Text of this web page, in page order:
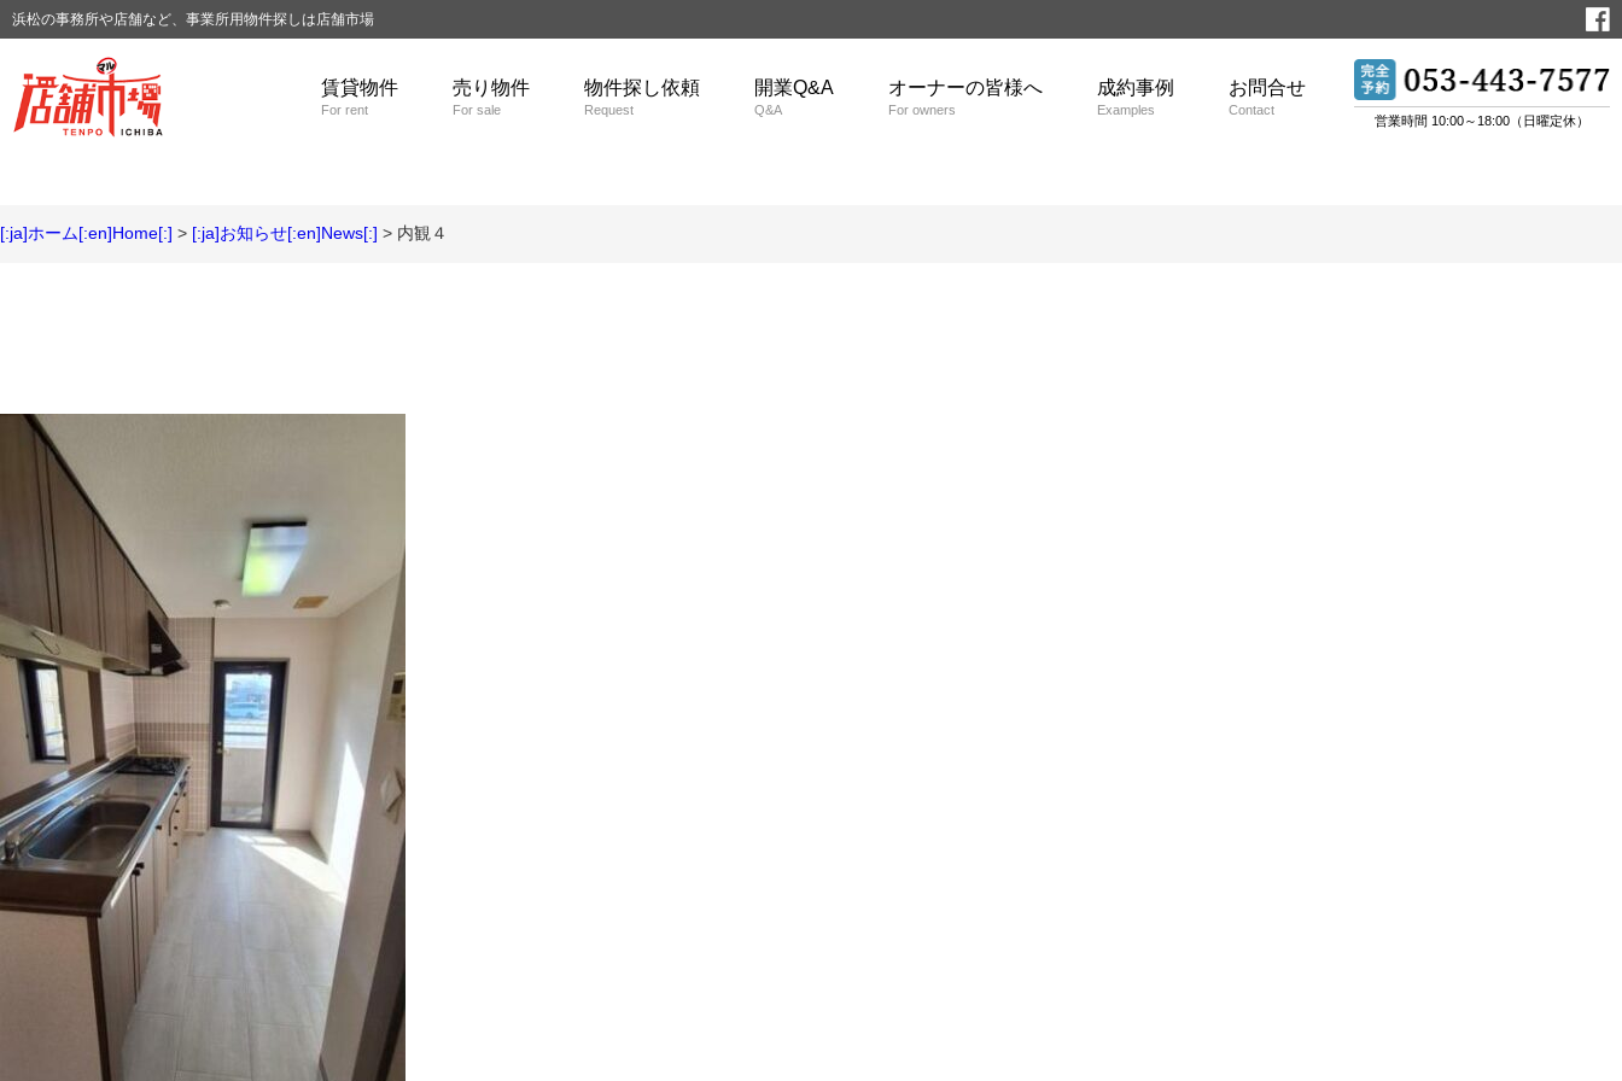
浜松の事務所や店舗など、事業所用物件探しは店舗市場
賃貸物件
For rent
売り物件
For sale
物件探し依頼
Request
開業Q&A
Q&A
オーナーの皆様へ
For owners
成約事例
Examples
お問合せ
Contact
営業時間 10:00～18:00（日曜定休）
[:ja]ホーム[:en]Home[:] > [:ja]お知らせ[:en]News[:] > 内観４